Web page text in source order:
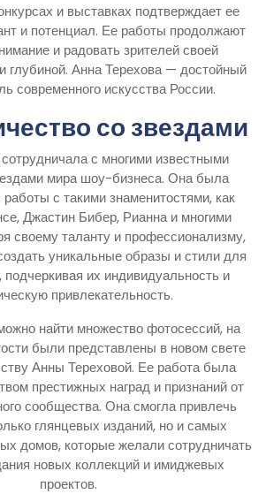
и выставках подтверждает ее
и потенциал. Ее работы продолжают
и радовать зрителей своей
глубиной. Анна Терехова — достойный
современного искусства России.
со звездами
с многими известными
мира шоу-бизнеса. Она была
с такими знаменитостями, как
Джастин Бибер, Рианна и многими
своему таланту и профессионализму,
уникальные образы и стили для
их индивидуальность и
привлекательность.
найти множество фотосессий, на
были представлены в новом свете
Анны Тереховой. Ее работа была
престижных наград и признаний от
сообщества. Она смогла привлечь
глянцевых изданий, но и самых
домов, которые желали сотрудничать
новых коллекций и имиджевых
проектов.